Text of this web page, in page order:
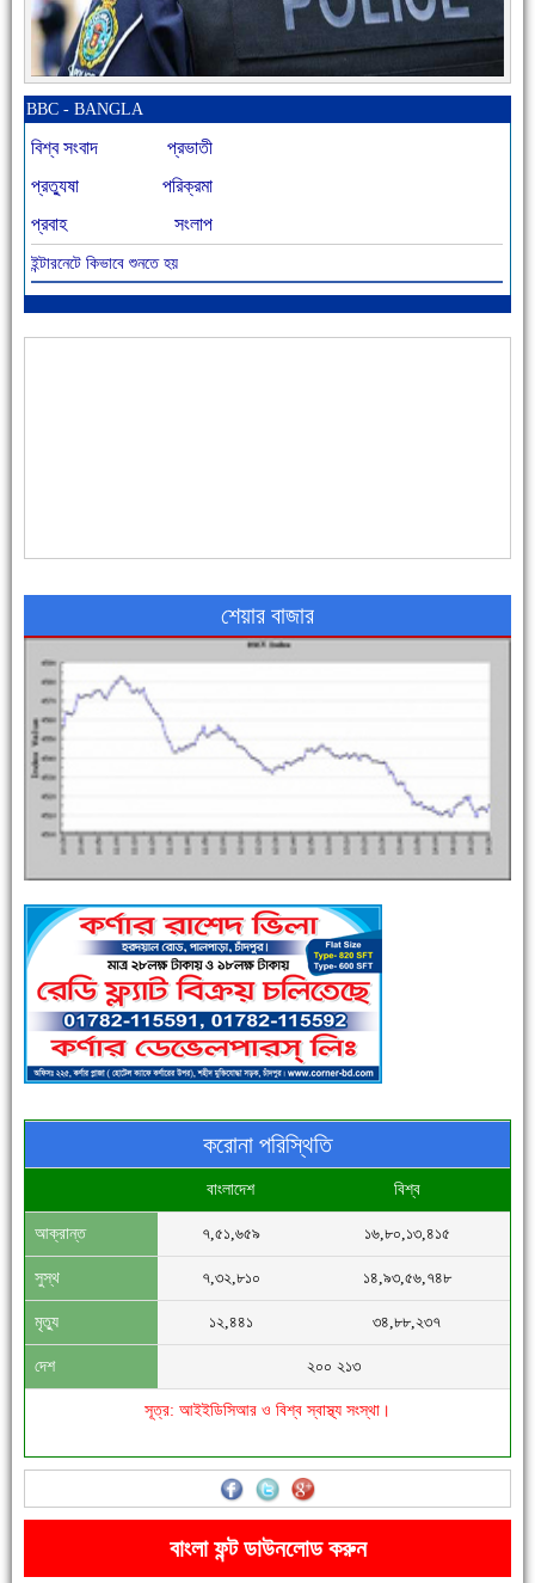
নতুনবাজার পুলিশ ফাঁড়ি সীমিত জনবলে প্রশংসনীয় কাজ করছে
আজ বিশিষ্ট শিক্ষাবিদ এ.টি. আহমেদ হোসাইন রুশদীর ৪৬তম মৃত্যুবার্ষিকী
এক সপ্তাহে শনাক্ত বেড়েছে ৫৫%, মৃত্যু ৪৬%
পুলিশ সদস্যদের জন্যে এসপির মৌসুমি ফল উপহার
সিগমা ওয়েল ইন্ডাস্ট্রির মেকানিক ও গ্রাহক সভা
'বাংলা সাহিত্যানুরাগীরা তাঁর অবদানকে চিরকাল স্মরণ করবে'
BBC - BANGLA
বিশ্ব সংবাদ
প্রভাতী
প্রত্যুষা
পরিক্রমা
প্রবাহ
সংলাপ
ইন্টারনেটে কিভাবে শুনতে হয়
শেয়ার বাজার
করোনা পরিস্থিতি
বাংলাদেশ বিশ্ব
আক্রান্ত ৭,৫১,৬৫৯ ১৬,৮০,১৩,৪১৫
সুস্থ ৭,৩২,৮১০ ১৪,৯৩,৫৬,৭৪৮
মৃত্যু ১২,৪৪১ ৩৪,৮৮,২৩৭
দেশ ২০০ ২১৩
সূত্র: আইইডিসিআর ও বিশ্ব স্বাস্থ্য সংস্থা।
বাংলা ফন্ট ডাউনলোড করুন